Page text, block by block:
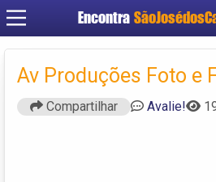
Encontra
Criar
Av Produções Foto e
Compartilhar Avalie!